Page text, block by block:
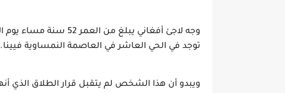
توجد في الحي العاشر في العاصمة النمساوية فيينا.